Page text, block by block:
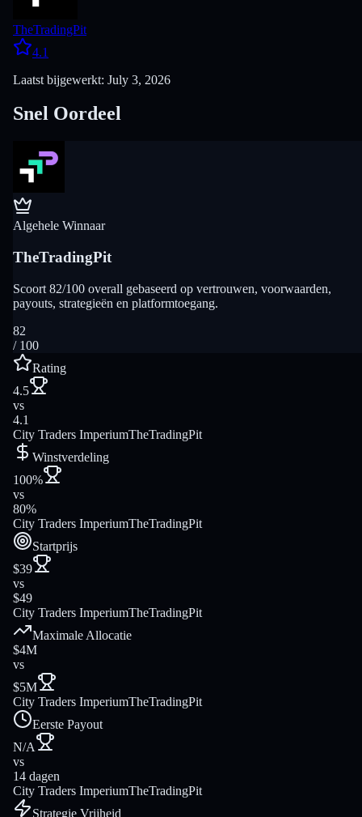
TheTradingPit
4.1
Laatst bijgewerkt: July 3, 2026
Snel Oordeel
Algehele Winnaar
TheTradingPit
Scoort 82/100 overall gebaseerd op vertrouwen, voorwaarden,
payouts, strategieën en platformtoegang.
82
/ 100
Rating
4.5
vs
4.1
City Traders ImperiumTheTradingPit
Winstverdeling
100%
vs
80%
City Traders ImperiumTheTradingPit
Startprijs
$39
vs
$49
City Traders ImperiumTheTradingPit
Maximale Allocatie
$4M
vs
$5M
City Traders ImperiumTheTradingPit
Eerste Payout
N/A
vs
14 dagen
City Traders ImperiumTheTradingPit
Strategie Vrijheid